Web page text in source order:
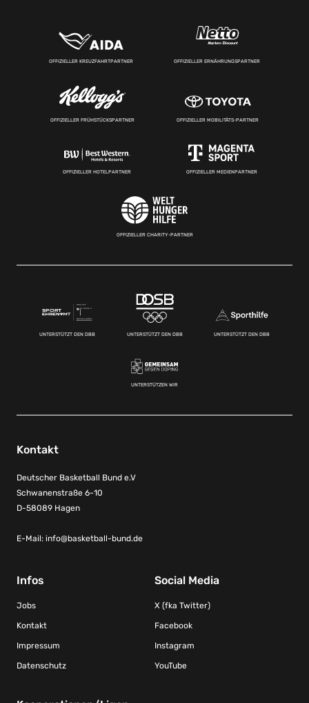
OFFIZIELLER KREUZFAHRTPARTNER OFFIZIELLER ERNÄHRUNGSPARTNER
OFFIZIELLER FRÜHSTÜCKSPARTNER OFFIZIELLER MOBILITÄTS-PARTNER
OFFIZIELLER HOTELPARTNER OFFIZIELLER MEDIENPARTNER
OFFIZIELLER CHARITY-PARTNER
UNTERSTÜTZT DEN DBB UNTERSTÜTZT DEN DBB UNTERSTÜTZT DEN DBB
UNTERSTÜTZEN WIR
Kontakt
Deutscher Basketball Bund e.V
Schwanenstraße 6-10
D-58089 Hagen
E-Mail: info@basketball-bund.de
Infos
Jobs
Kontakt
Impressum
Datenschutz
Social Media
X (fka Twitter)
Facebook
Instagram
YouTube